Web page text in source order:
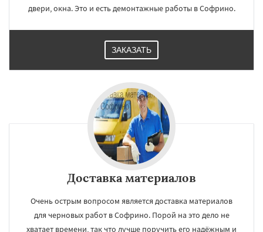
двери, окна. Это и есть демонтажные работы в Софрино.
ЗАКАЗАТЬ
Доставка материалов
Очень острым вопросом является доставка материалов
для черновых работ в Софрино. Порой на это дело не
хватает времени, так что лучше поручить его надёжным и